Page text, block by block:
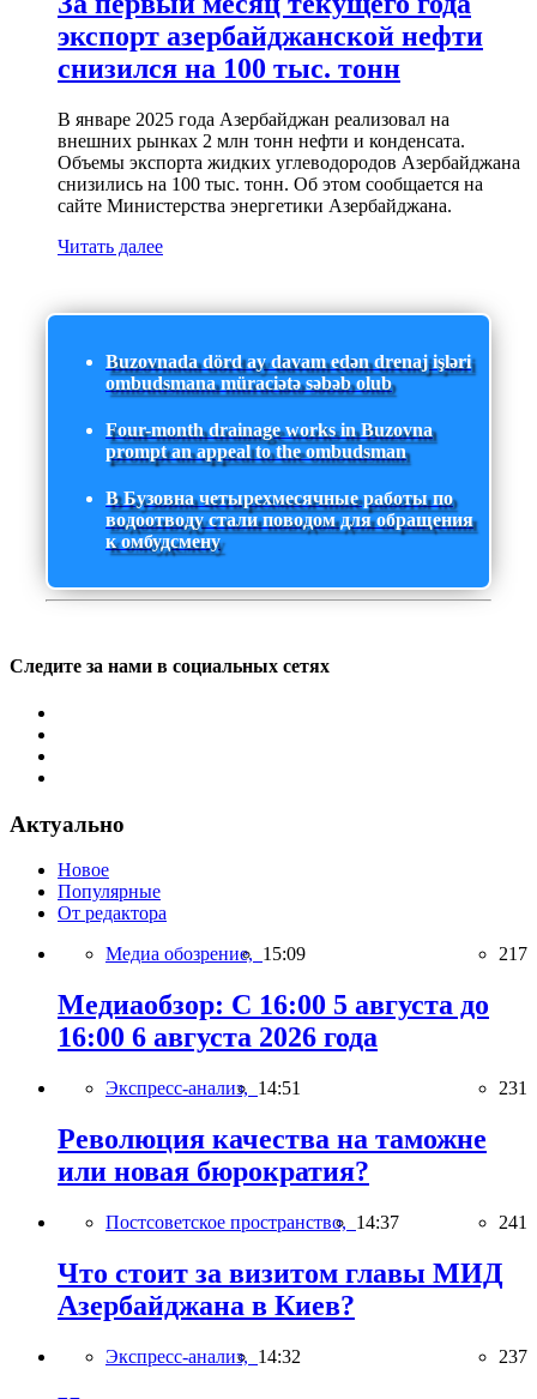
экспорт азербайджанской нефти
снизился на 100 тыс. тонн
В январе 2025 года Азербайджан реализовал на
внешних рынках 2 млн тонн нефти и конденсата.
Объемы экспорта жидких углеводородов Азербайджана
снизились на 100 тыс. тонн. Об этом сообщается на
сайте Министерства энергетики Азербайджана.
Читать далее
Buzovnada dörd ay davam edən drenaj işləri
ombudsmana müraciətə səbəb olub
Four-month drainage works in Buzovna
prompt an appeal to the ombudsman
В Бузовна четырехмесячные работы по
водоотводу стали поводом для обращения
к омбудсмену
Следите за нами в социальных сетях
Актуально
Новое
Популярные
От редактора
Медиа обозрение, 15:09 217
Медиаобзор: С 16:00 5 августа до
16:00 6 августа 2026 года
Экспресс-анализ, 14:51 231
Революция качества на таможне
или новая бюрократия?
Постсоветское пространство, 14:37 241
Что стоит за визитом главы МИД
Азербайджана в Киев?
Экспресс-анализ, 14:32 237